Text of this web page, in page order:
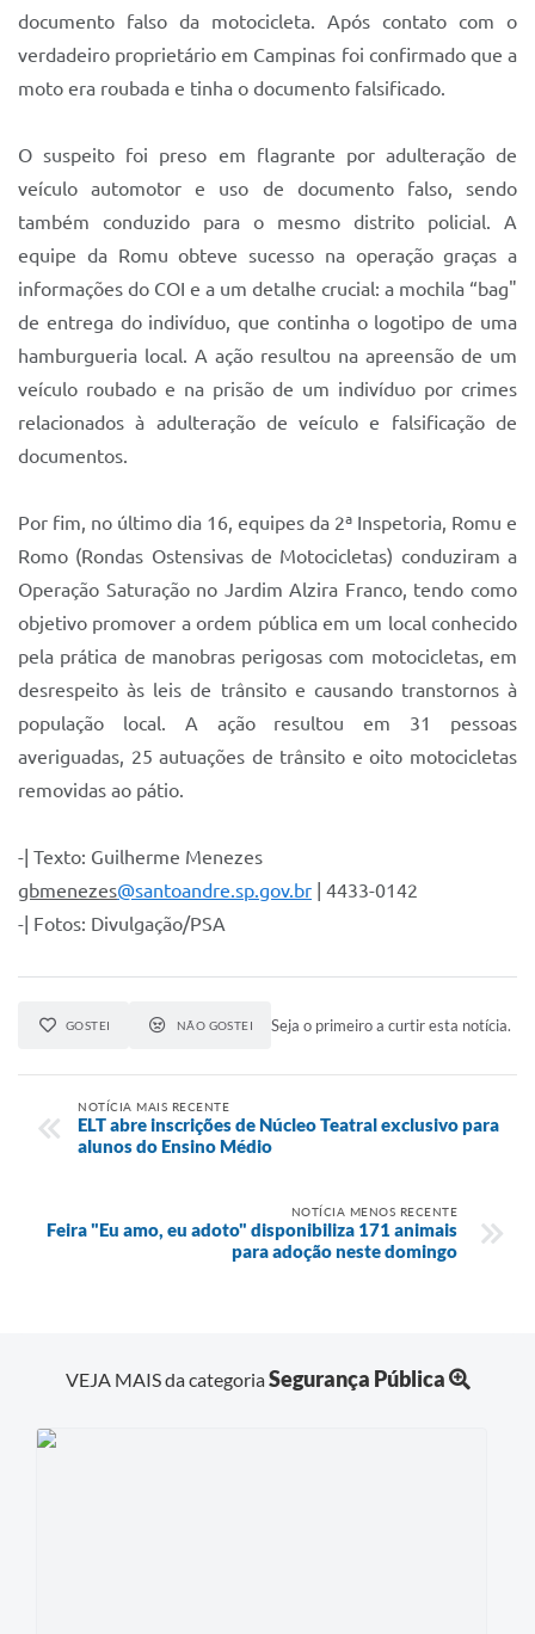
documento falso da motocicleta. Após contato com o
verdadeiro proprietário em Campinas foi confirmado que a
moto era roubada e tinha o documento falsificado.
O suspeito foi preso em flagrante por adulteração de
veículo automotor e uso de documento falso, sendo
também conduzido para o mesmo distrito policial. A
equipe da Romu obteve sucesso na operação graças a
informações do COI e a um detalhe crucial: a mochila “bag"
de entrega do indivíduo, que continha o logotipo de uma
hamburgueria local. A ação resultou na apreensão de um
veículo roubado e na prisão de um indivíduo por crimes
relacionados à adulteração de veículo e falsificação de
documentos.
Por fim, no último dia 16, equipes da 2ª Inspetoria, Romu e
Romo (Rondas Ostensivas de Motocicletas) conduziram a
Operação Saturação no Jardim Alzira Franco, tendo como
objetivo promover a ordem pública em um local conhecido
pela prática de manobras perigosas com motocicletas, em
desrespeito às leis de trânsito e causando transtornos à
população local. A ação resultou em 31 pessoas
averiguadas, 25 autuações de trânsito e oito motocicletas
removidas ao pátio.
-| Texto: Guilherme Menezes
gbmenezes@santoandre.sp.gov.br | 4433-0142
-| Fotos: Divulgação/PSA
GOSTEI NÃO GOSTEI Seja o primeiro a curtir esta notícia.
NOTÍCIA MAIS RECENTE
ELT abre inscrições de Núcleo Teatral exclusivo para
alunos do Ensino Médio
NOTÍCIA MENOS RECENTE
Feira "Eu amo, eu adoto" disponibiliza 171 animais
para adoção neste domingo
VEJA MAIS da categoriaSegurança Pública